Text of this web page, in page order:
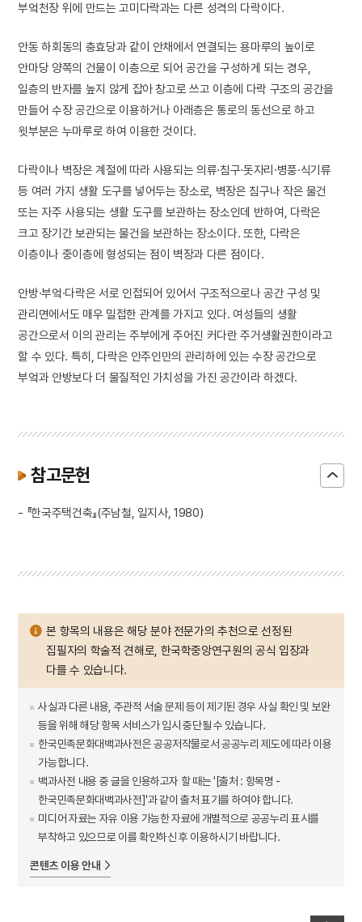
부엌천장 위에 만드는 고미다락과는 다른 성격의 다락이다.
안동 하회동의 충효당과 같이 안채에서 연결되는 용마루의 높이로
안마당 양쪽의 건물이 이층으로 되어 공간을 구성하게 되는 경우,
일층의 반자를 높지 않게 잡아 창고로 쓰고 이층에 다락 구조의 공간을
만들어 수장 공간으로 이용하거나 아래층은 통로의 동선으로 하고
윗부분은 누마루로 하여 이용한 것이다.
다락이나 벽장은 계절에 따라 사용되는 의류·침구·돗자리·병풍·식기류
등 여러 가지 생활 도구를 넣어두는 장소로, 벽장은 침구나 작은 물건
또는 자주 사용되는 생활 도구를 보관하는 장소인데 반하여, 다락은
크고 장기간 보관되는 물건을 보관하는 장소이다. 또한, 다락은
이층이나 중이층에 형성되는 점이 벽장과 다른 점이다.
안방·부엌·다락은 서로 인접되어 있어서 구조적으로나 공간 구성 및
관리면에서도 매우 밀접한 관계를 가지고 있다. 여성들의 생활
공간으로서 이의 관리는 주부에게 주어진 커다란 주거생활권한이라고
할 수 있다. 특히, 다락은 안주인만의 관리하에 있는 수장 공간으로
부엌과 안방보다 더 물질적인 가치성을 가진 공간이라 하겠다.
참고문헌
- 『한국주택건축』(주남철, 일지사, 1980)
본 항목의 내용은 해당 분야 전문가의 추천으로 선정된
집필자의 학술적 견해로, 한국학중앙연구원의 공식 입장과
다를 수 있습니다.
사실과 다른 내용, 주관적 서술 문제 등이 제기된 경우 사실 확인 및 보완
등을 위해 해당 항목 서비스가 임시 중단될 수 있습니다.
한국민족문화대백과사전은 공공저작물로서 공공누리 제도에 따라 이용
가능합니다.
백과사전 내용 중 글을 인용하고자 할 때는 '[출처 : 항목명 -
한국민족문화대백과사전]'과 같이 출처 표기를 하여야 합니다.
미디어 자료는 자유 이용 가능한 자료에 개별적으로 공공누리 표시를
부착하고 있으므로 이를 확인하신 후 이용하시기 바랍니다.
콘텐츠 이용 안내